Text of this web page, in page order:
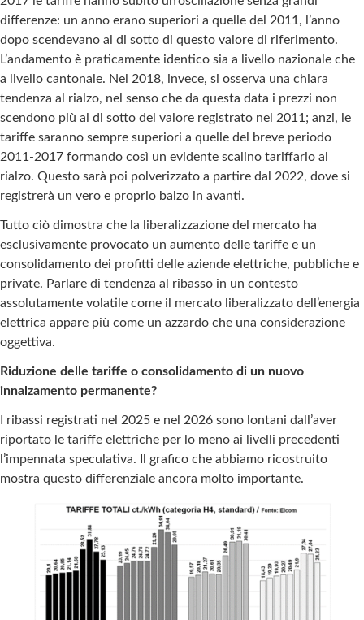
differenze: un anno erano superiori a quelle del 2011, l’anno
dopo scendevano al di sotto di questo valore di riferimento.
L’andamento è praticamente identico sia a livello nazionale che
a livello cantonale. Nel 2018, invece, si osserva una chiara
tendenza al rialzo, nel senso che da questa data i prezzi non
scendono più al di sotto del valore registrato nel 2011; anzi, le
tariffe saranno sempre superiori a quelle del breve periodo
2011-2017 formando così un evidente scalino tariffario al
rialzo. Questo sarà poi polverizzato a partire dal 2022, dove si
registrerà un vero e proprio balzo in avanti.
Tutto ciò dimostra che la liberalizzazione del mercato ha
esclusivamente provocato un aumento delle tariffe e un
consolidamento dei profitti delle aziende elettriche, pubbliche e
private. Parlare di tendenza al ribasso in un contesto
assolutamente volatile come il mercato liberalizzato dell’energia
elettrica appare più come un azzardo che una considerazione
oggettiva.
Riduzione delle tariffe o consolidamento di un nuovo
innalzamento permanente?
I ribassi registrati nel 2025 e nel 2026 sono lontani dall’aver
riportato le tariffe elettriche per lo meno ai livelli precedenti
l’impennata speculativa. Il grafico che abbiamo ricostruito
mostra questo differenziale ancora molto importante.